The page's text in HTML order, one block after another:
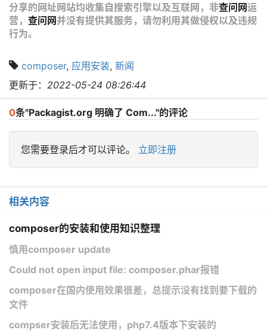
分享的网址网站均收集自搜索引擎以及互联网，非查问网运
营， 查问网并没有提供其服务，请勿利用其做侵权以及违规
行为。
composer, 应用安装, 新闻
更新于： 2022-05-24 08:26:44
0条"Packagist.org 明确了 Com..."的评论
您需要登录后才可以评论。 立即注册
相关内容
composer的安装和使用知识整理
慎用composer update
Could not open input file: composer.phar报错
composer在国内使用效果很差，总提示没有找到要下载的
文件
compser安装后无法使用，php7.4版本下安装的